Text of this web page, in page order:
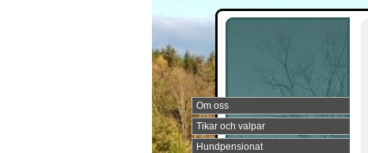
Om oss
Tikar och valpar
Hundpensionat